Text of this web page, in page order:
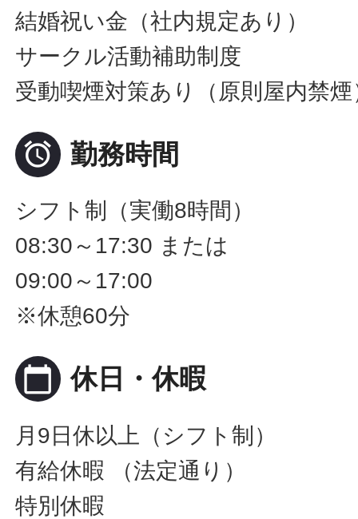
結婚祝い金（社内規定あり）
サークル活動補助制度
受動喫煙対策あり（原則屋内禁煙
 勤務時間
シフト制（実働8時間）
08:30～17:30 または
09:00～17:00
※休憩60分
calendar_today 休日・休暇
月9日休以上（シフト制）
有給休暇 （法定通り）
特別休暇